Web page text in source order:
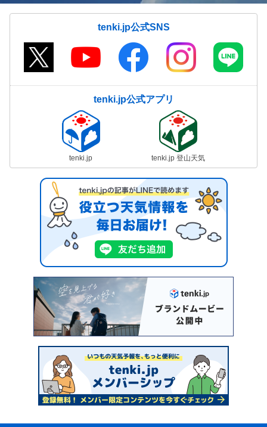
tenki.jp公式SNS
tenki.jp公式アプリ
tenki.jp tenki.jp 登山天気